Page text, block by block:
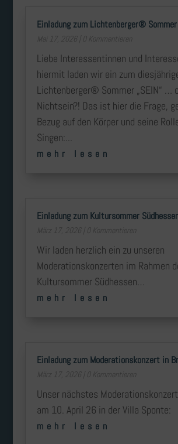
Einladung zum Lichtenberger®
Mai 17, 2026 | 0 Kommentieren
Liebe Interessentinnen und
hiermit laden wir ein zum
Lichtenberger® Sommer „SEIN“ …
Nichtsein?! Das ist hier die Frage,
Bezug auf den Körper und seine
Singen:...
mehr lesen
Einladung zum Kultursommer
März 17, 2026 | 0 Kommentieren
Wir laden herzlich ein zu unseren
Moderationskonzerten im Rahmen
Kultursommer Südhessen…
mehr lesen
Einladung zum Moderationskonzert in
März 17, 2026 | 0 Kommentieren
Unser nächstes
am 10. April 26 in der Villa Sponte:
mehr lesen